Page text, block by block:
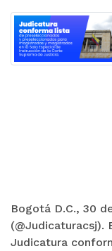
Bogotá D.C., 30
(@Judicaturacsj).
Judicatura